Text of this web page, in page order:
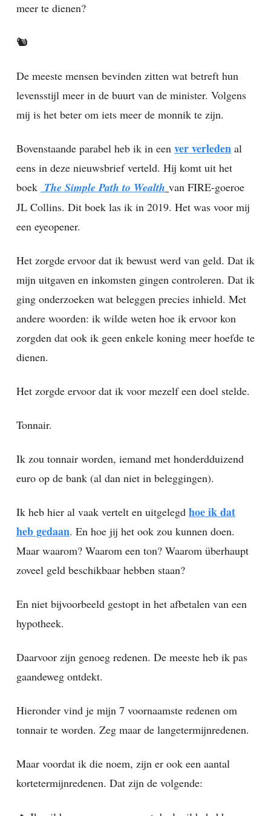
meer te dienen?
🐿️
De meeste mensen bevinden zitten wat betreft hun
levensstijl meer in de buurt van de minister. Volgens
mij is het beter om iets meer de monnik te zijn.
Bovenstaande parabel heb ik in een ver verleden al
eens in deze nieuwsbrief verteld. Hij komt uit het
boek The Simple Path to Wealth van FIRE-goeroe
JL Collins. Dit boek las ik in 2019. Het was voor mij
een eyeopener.
Het zorgde ervoor dat ik bewust werd van geld. Dat ik
mijn uitgaven en inkomsten gingen controleren. Dat ik
ging onderzoeken wat beleggen precies inhield. Met
andere woorden: ik wilde weten hoe ik ervoor kon
zorgden dat ook ik geen enkele koning meer hoefde te
dienen.
Het zorgde ervoor dat ik voor mezelf een doel stelde.
Tonnair.
Ik zou tonnair worden, iemand met honderdduizend
euro op de bank (al dan niet in beleggingen).
Ik heb hier al vaak vertelt en uitgelegd hoe ik dat
heb gedaan. En hoe jij het ook zou kunnen doen.
Maar waarom? Waarom een ton? Waarom überhaupt
zoveel geld beschikbaar hebben staan?
En niet bijvoorbeeld gestopt in het afbetalen van een
hypotheek.
Daarvoor zijn genoeg redenen. De meeste heb ik pas
gaandeweg ontdekt.
Hieronder vind je mijn 7 voornaamste redenen om
tonnair te worden. Zeg maar de langetermijnredenen.
Maar voordat ik die noem, zijn er ook een aantal
kortetermijnredenen. Dat zijn de volgende: